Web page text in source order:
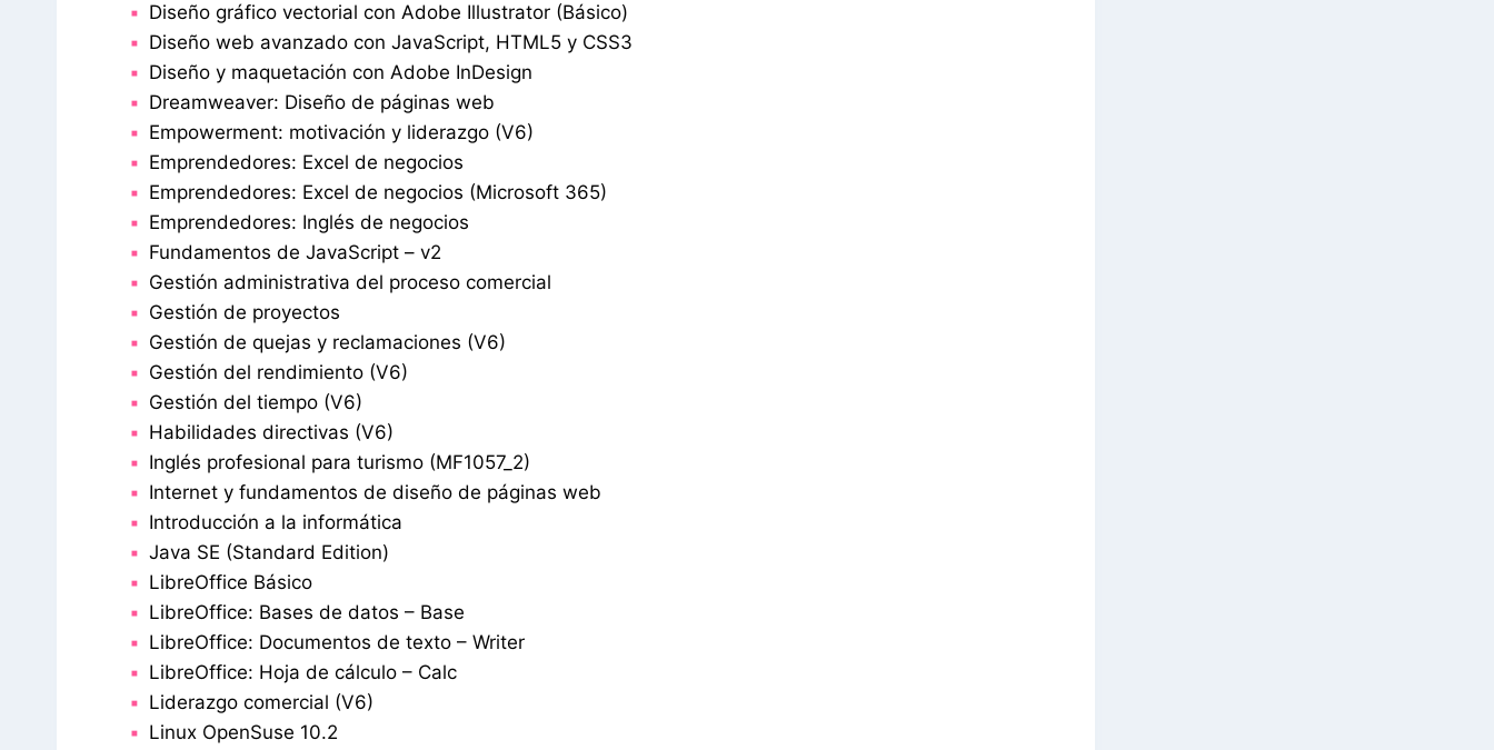
Diseño gráfico vectorial con Adobe Illustrator (Básico)
Diseño web avanzado con JavaScript, HTML5 y CSS3
Diseño y maquetación con Adobe InDesign
Dreamweaver: Diseño de páginas web
Empowerment: motivación y liderazgo (V6)
Emprendedores: Excel de negocios
Emprendedores: Excel de negocios (Microsoft 365)
Emprendedores: Inglés de negocios
Fundamentos de JavaScript – v2
Gestión administrativa del proceso comercial
Gestión de proyectos
Gestión de quejas y reclamaciones (V6)
Gestión del rendimiento (V6)
Gestión del tiempo (V6)
Habilidades directivas (V6)
Inglés profesional para turismo (MF1057_2)
Internet y fundamentos de diseño de páginas web
Introducción a la informática
Java SE (Standard Edition)
LibreOffice Básico
LibreOffice: Bases de datos – Base
LibreOffice: Documentos de texto – Writer
LibreOffice: Hoja de cálculo – Calc
Liderazgo comercial (V6)
Linux OpenSuse 10.2